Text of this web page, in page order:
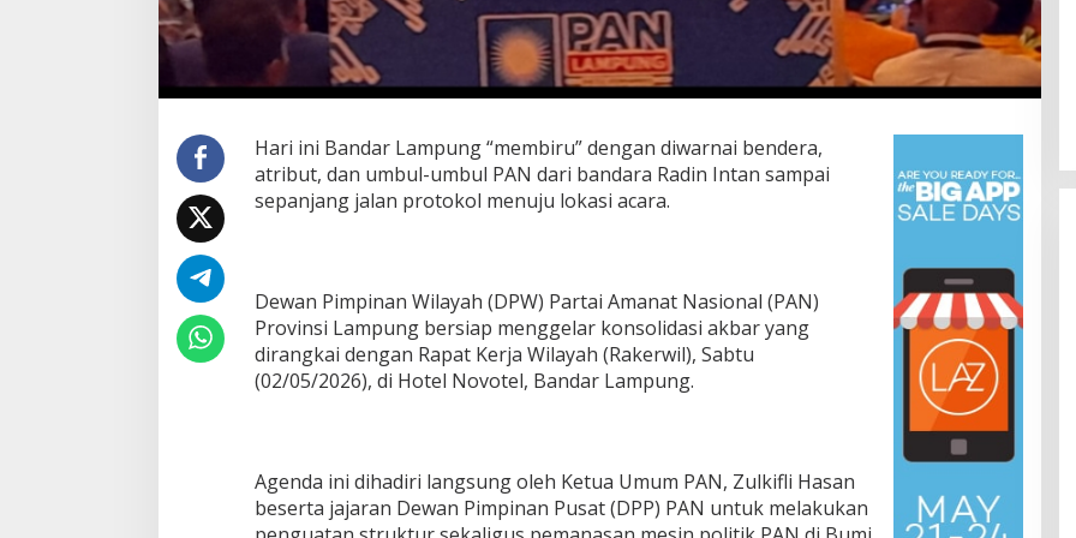
i
d
a
s
i
k
b
a
r
o
v
o
t
e
5
0
Hari ini Bandar Lampung “membiru” dengan diwarnai bendera,
atribut, dan umbul-umbul PAN dari bandara Radin Intan sampai
sepanjang jalan protokol menuju lokasi acara.
Dewan Pimpinan Wilayah (DPW) Partai Amanat Nasional (PAN)
Provinsi Lampung bersiap menggelar konsolidasi akbar yang
dirangkai dengan Rapat Kerja Wilayah (Rakerwil), Sabtu
(02/05/2026), di Hotel Novotel, Bandar Lampung.
Agenda ini dihadiri langsung oleh Ketua Umum PAN, Zulkifli Hasan
beserta jajaran Dewan Pimpinan Pusat (DPP) PAN untuk melakukan
Lomba Lari 10K Meriahkan HUT
Ke-1 Kodam XXI/Radin Inten
5 Agustus 2026